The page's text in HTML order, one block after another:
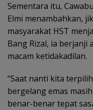
Sementara itu,
Elmi menambahkan,
masyarakat HST
Bang Rizal, ia berjanji
macam ketidakadilan.
“Saat nanti kita
bergelang emas
benar-benar tepat